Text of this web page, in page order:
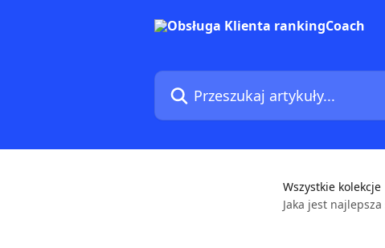
Przeszukaj artykuły...
Wszystkie kolekcje
Jaka jest